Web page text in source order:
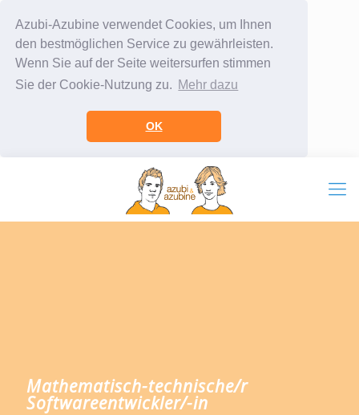
Azubi-Azubine verwendet Cookies, um Ihnen
den bestmöglichen Service zu gewährleisten.
Wenn Sie auf der Seite weitersurfen stimmen
Sie der Cookie-Nutzung zu. Mehr dazu
OK
Mathematisch-technische/r
Softwareentwickler/-in